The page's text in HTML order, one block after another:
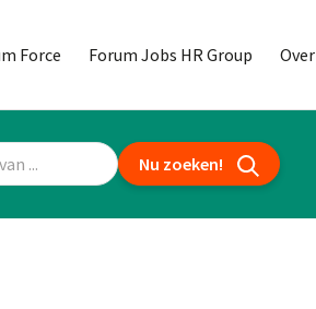
Force Forum Jobs HR Group
Nu zoeken!